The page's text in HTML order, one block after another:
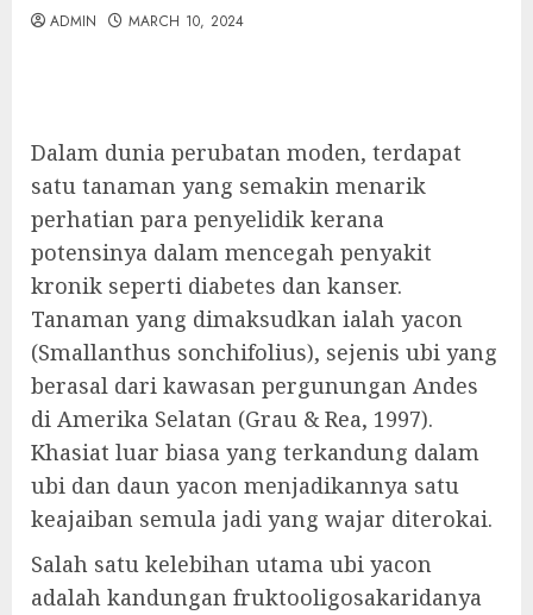
ADMIN MARCH 10, 2024
Dalam dunia perubatan moden, terdapat
satu tanaman yang semakin menarik
perhatian para penyelidik kerana
potensinya dalam mencegah penyakit
kronik seperti diabetes dan kanser.
Tanaman yang dimaksudkan ialah yacon
(Smallanthus sonchifolius), sejenis ubi yang
berasal dari kawasan pergunungan Andes
di Amerika Selatan (Grau & Rea, 1997).
Khasiat luar biasa yang terkandung dalam
ubi dan daun yacon menjadikannya satu
keajaiban semula jadi yang wajar diterokai.
Salah satu kelebihan utama ubi yacon
adalah kandungan fruktooligosakaridanya